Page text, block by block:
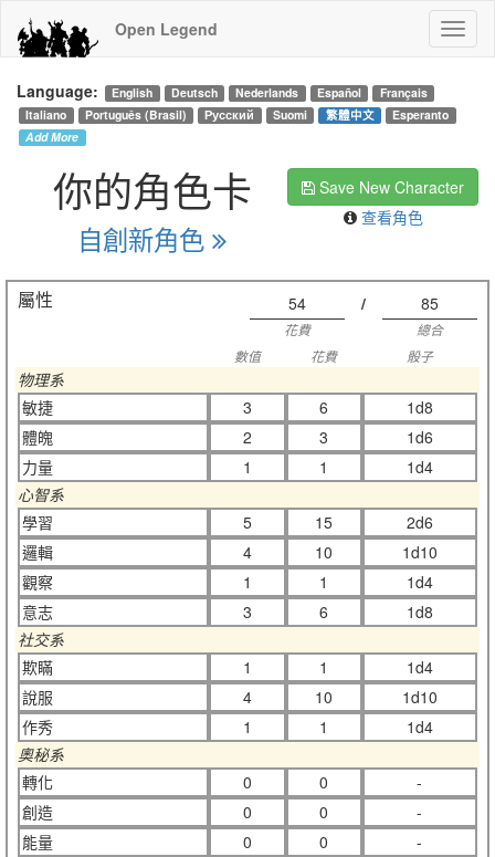
Open Legend
Language: English Deutsch Nederlands Español
Français
Italiano
Português (Brasil) Русский Suomi 繁體中文
Esperanto
Add More
Save New Character
查看角色
你的角色卡
自創新角色
屬性 54 / 85
花費
總合
數值
花費 骰子
物理系
敏捷
3 6
1d8
體魄
2 3
1d6
力量
1 1
1d4
心智系
學習
5 15
2d6
邏輯
4 10
1d10
觀察
1 1
1d4
意志
3 6
1d8
社交系
欺瞞
1 1
1d4
說服
4 10
1d10
作秀
1 1
1d4
奧秘系
轉化
0 0
-
創造
0 0
-
能量
0 0
-